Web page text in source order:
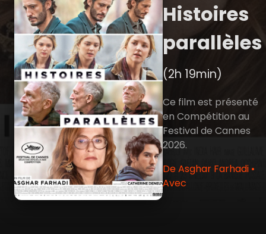
Histoires
parallèles
(2h 19min)
Ce film est présenté
en Compétition au
Festival de Cannes
2026.
De Asghar Farhadi •
Avec